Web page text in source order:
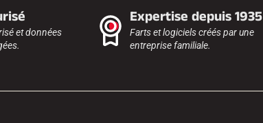
et données
Expertise depuis 1935
Farts et logiciels créés par une
entreprise familiale.